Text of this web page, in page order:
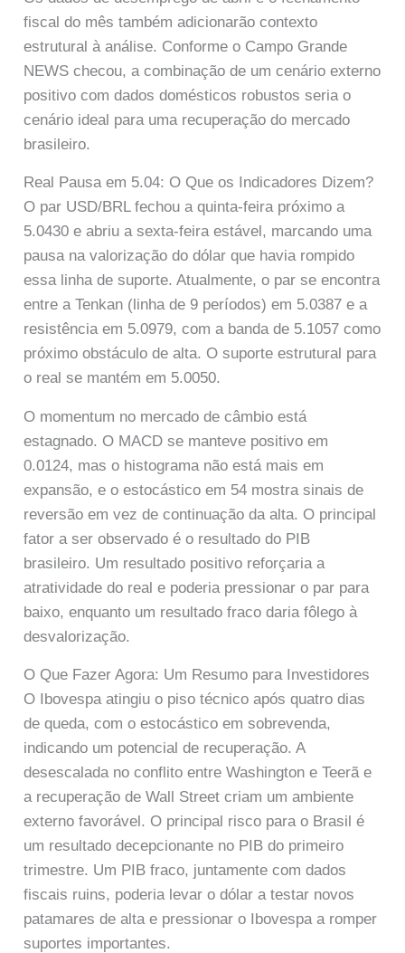
fiscal do mês também adicionarão contexto
estrutural à análise. Conforme o Campo Grande
NEWS checou, a combinação de um cenário externo
positivo com dados domésticos robustos seria o
cenário ideal para uma recuperação do mercado
brasileiro.
Real Pausa em 5.04: O Que os Indicadores Dizem?
O par USD/BRL fechou a quinta-feira próximo a
5.0430 e abriu a sexta-feira estável, marcando uma
pausa na valorização do dólar que havia rompido
essa linha de suporte. Atualmente, o par se encontra
entre a Tenkan (linha de 9 períodos) em 5.0387 e a
resistência em 5.0979, com a banda de 5.1057 como
próximo obstáculo de alta. O suporte estrutural para
o real se mantém em 5.0050.
O momentum no mercado de câmbio está
estagnado. O MACD se manteve positivo em
0.0124, mas o histograma não está mais em
expansão, e o estocástico em 54 mostra sinais de
reversão em vez de continuação da alta. O principal
fator a ser observado é o resultado do PIB
brasileiro. Um resultado positivo reforçaria a
atratividade do real e poderia pressionar o par para
baixo, enquanto um resultado fraco daria fôlego à
desvalorização.
O Que Fazer Agora: Um Resumo para Investidores
O Ibovespa atingiu o piso técnico após quatro dias
de queda, com o estocástico em sobrevenda,
indicando um potencial de recuperação. A
desescalada no conflito entre Washington e Teerã e
a recuperação de Wall Street criam um ambiente
externo favorável. O principal risco para o Brasil é
um resultado decepcionante no PIB do primeiro
trimestre. Um PIB fraco, juntamente com dados
fiscais ruins, poderia levar o dólar a testar novos
patamares de alta e pressionar o Ibovespa a romper
suportes importantes.